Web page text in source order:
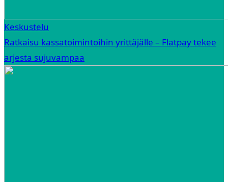
Keskustelu
Ratkaisu kassatoimintoihin yrittäjälle – Flatpay tekee
arjesta sujuvampaa